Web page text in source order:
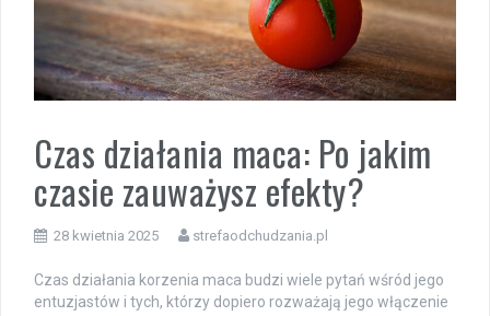
Czas działania maca: Po jakim
czasie zauważysz efekty?
28 kwietnia 2025 strefaodchudzania.pl
Czas działania korzenia maca budzi wiele pytań wśród jego
entuzjastów i tych, którzy dopiero rozważają jego włączenie